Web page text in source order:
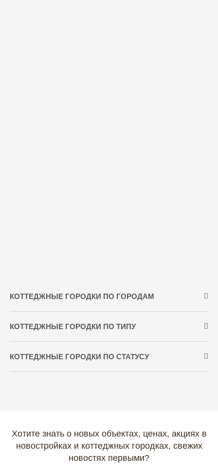
КОТТЕДЖНЫЕ ГОРОДКИ ПО ГОРОДАМ
КОТТЕДЖНЫЕ ГОРОДКИ ПО ТИПУ
КОТТЕДЖНЫЕ ГОРОДКИ ПО СТАТУСУ
Хотите знать о новых объектах, ценах, акциях в
новостройках и коттеджных городках, свежих
новостях первыми?